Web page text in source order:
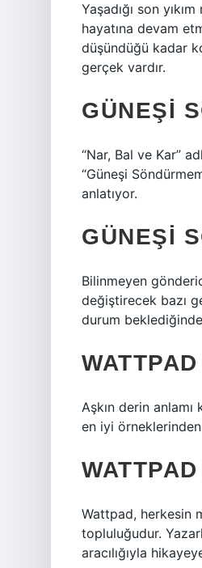
Yaşadığı son
hayatına devam
düşündüğü kadar
gerçek vardır.
GÜNEŞI
“Nar, Bal ve Kar”
“Güneşi
anlatıyor.
GÜNEŞI
Bilinmeyen
değiştirecek bazı
durum
Aşkın derin
en iyi
Wattpad, herkesin
topluluğudur.
aracılığıyla